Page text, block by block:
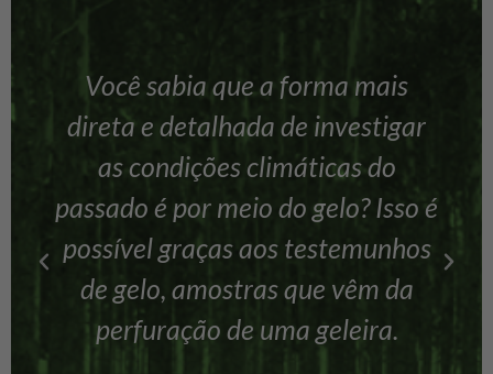
Você sabia que a forma mais
direta e detalhada de investigar
as condições climáticas do
passado é por meio do gelo? Isso é
possível graças aos testemunhos
de gelo, amostras que vêm da
perfuração de uma geleira.